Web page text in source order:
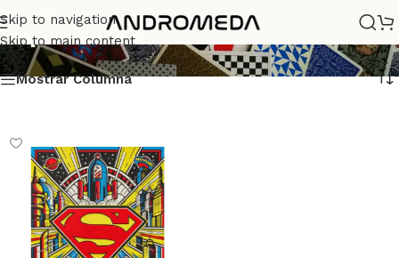
Skip to navigation
Skip to main content
superman
Mostrar Columna